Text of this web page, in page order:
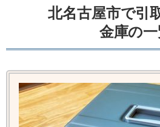
北名古屋市で引
金庫の